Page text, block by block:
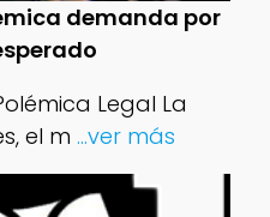
demanda por
Legal La
el m ...ver más